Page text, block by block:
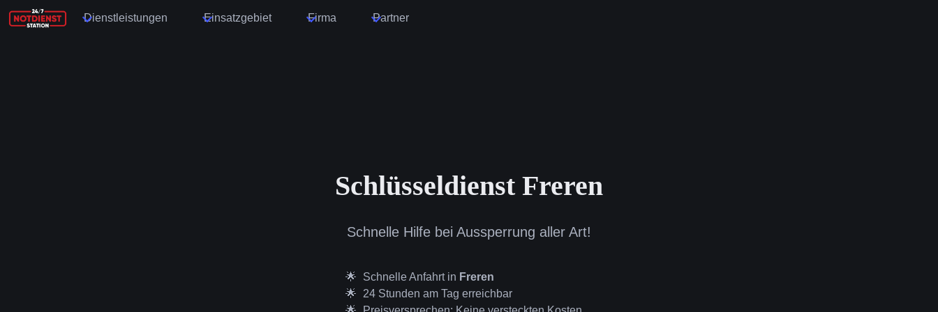
Dienstleistungen Einsatzgebiet Firma Partner
Schlüsseldienst Freren
Schnelle Hilfe bei Aussperrung aller Art!
Schnelle Anfahrt in Freren
24 Stunden am Tag erreichbar